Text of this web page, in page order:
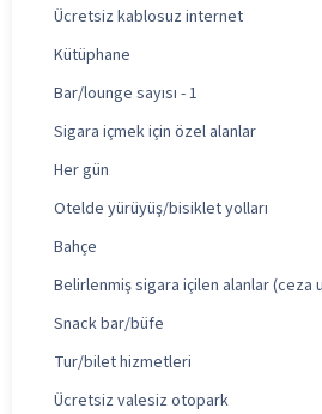
Ücretsiz kablosuz internet
Kütüphane
Bar/lounge sayısı - 1
Sigara içmek için özel alanlar
Her gün
Otelde yürüyüş/bisiklet yolları
Bahçe
Belirlenmiş sigara içilen alanlar (ceza
Snack bar/büfe
Tur/bilet hizmetleri
Ücretsiz valesiz otopark